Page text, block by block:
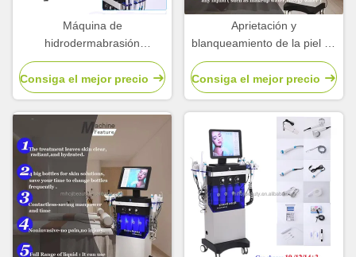
Máquina de
hidrodermabrasión
profesional de agua
hidráulica para el
rejuvenecimiento de la piel
Consiga el mejor precio
Aprietación y
blanqueamiento de la piel 14
en 1 Máquina hidrafacial
Diamante
Microdermabrasión
Consiga el mejor precio